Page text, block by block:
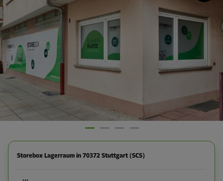
Storebox Lagerraum in 70372 Stuttgart (SCS)